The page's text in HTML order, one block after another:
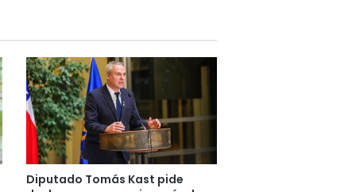
Diputado Tomás Kast pide